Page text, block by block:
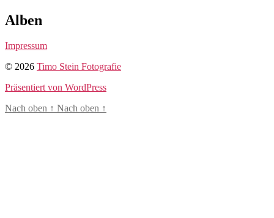
Alben
Impressum
© 2026 Timo Stein Fotografie
Präsentiert von WordPress
Nach oben ↑ Nach oben ↑